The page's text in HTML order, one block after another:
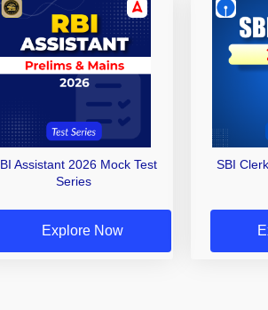
Assistant 2026 Mock Test
Series
Explore Now
SBI